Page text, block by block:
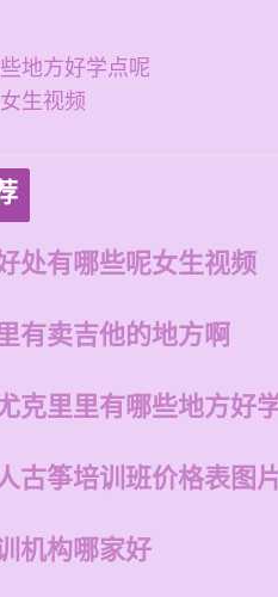
地方好学点呢
生视频
处有哪些呢女生视频
有卖吉他的地方啊
克里里有哪些地方好
古筝培训班价格表图
机构哪家好